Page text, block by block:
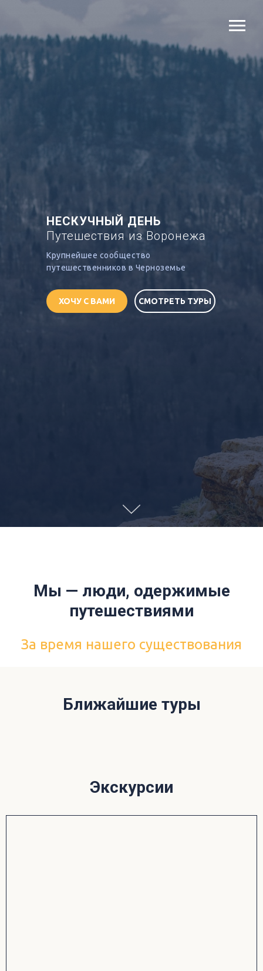
НЕСКУЧНЫЙ ДЕНЬ
Путешествия из Воронежа
Крупнейшее сообщество
путешественников в Черноземье
ХОЧУ С ВАМИ СМОТРЕТЬ ТУРЫ
Мы — люди, одержимые
путешествиями
За время нашего существования
Ближайшие туры
Экскурсии